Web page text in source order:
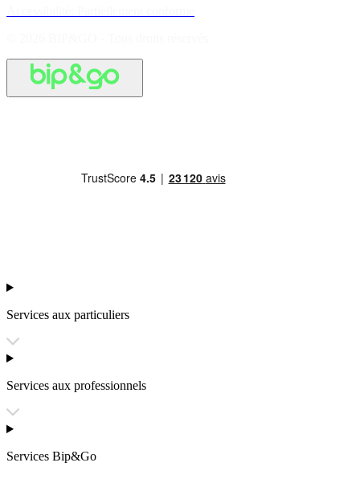
Services aux particuliers
Services aux professionnels
Services Bip&Go